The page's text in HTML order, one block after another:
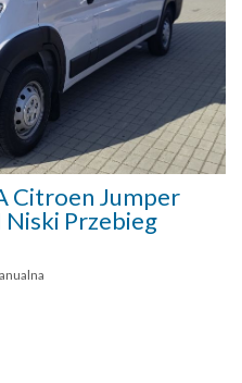
Citroen Jumper
Przebieg